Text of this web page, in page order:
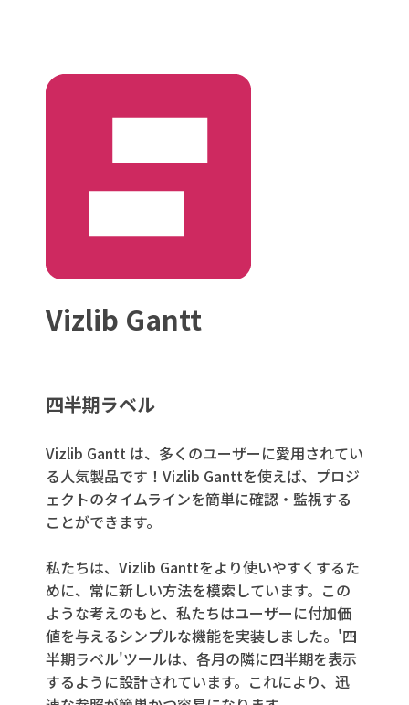
Vizlib Gantt
四半期ラベル
Vizlib Gantt は、多くのユーザーに愛用されてい
る人気製品です！Vizlib Ganttを使えば、プロジ
ェクトのタイムラインを簡単に確認・監視する
ことができます。
私たちは、Vizlib Ganttをより使いやすくするた
めに、常に新しい方法を模索しています。この
ような考えのもと、私たちはユーザーに付加価
値を与えるシンプルな機能を実装しました。'四
半期ラベル'ツールは、各月の隣に四半期を表示
するように設計されています。これにより、迅